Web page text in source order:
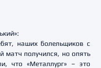
наших болельщиков с
матч получился, но опять
что «Металлург» – это